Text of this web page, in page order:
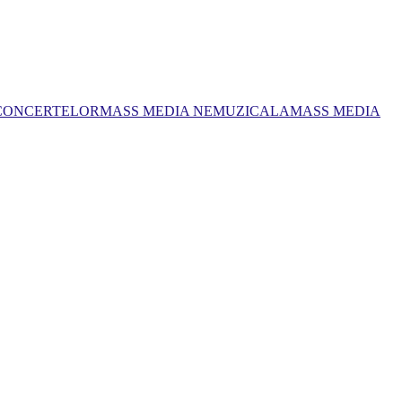
MASS MEDIA NEMUZICALAMASS MEDIA